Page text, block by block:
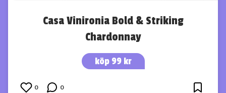
Casa Vinironia Bold & Striking
Chardonnay
köp 99 kr
0 0